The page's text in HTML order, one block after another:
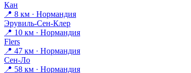
Кан
📍 8 км · Нормандия
Эрувиль-Сен-Клер
📍 10 км · Нормандия
Flers
📍 47 км · Нормандия
Сен-Ло
📍 58 км · Нормандия